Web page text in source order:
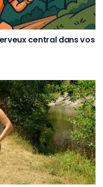
central dans vos